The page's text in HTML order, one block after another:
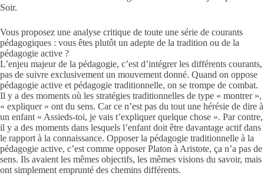
Soir.
Vous proposez une analyse critique de toute une série de courants
pédagogiques : vous êtes plutôt un adepte de la tradition ou de la
pédagogie active ?
L’enjeu majeur de la pédagogie, c’est d’intégrer les différents courants,
pas de suivre exclusivement un mouvement donné. Quand on oppose
pédagogie active et pédagogie traditionnelle, on se trompe de combat.
Il y a des moments où les stratégies traditionnelles de type « montrer »,
« expliquer » ont du sens. Car ce n’est pas du tout une hérésie de dire à
un enfant « Assieds-toi, je vais t’expliquer quelque chose ». Par contre,
il y a des moments dans lesquels l’enfant doit être davantage actif dans
le rapport à la connaissance. Opposer la pédagogie traditionnelle à la
pédagogie active, c’est comme opposer Platon à Aristote, ça n’a pas de
sens. Ils avaient les mêmes objectifs, les mêmes visions du savoir, mais
ont simplement emprunté des chemins différents.